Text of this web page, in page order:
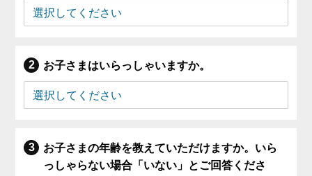
お子さまはいらっしゃいますか。
お子さまの年齢を教えていただけますか。いら
っしゃらない場合「いない」とご回答くださ